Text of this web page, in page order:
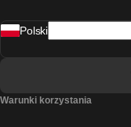
Polski
Warunki korzystania